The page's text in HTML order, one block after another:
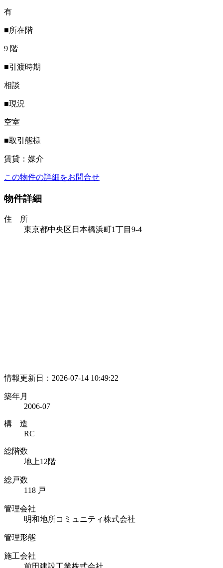
有
■所在階
9 階
■引渡時期
相談
■現況
空室
■取引態様
賃貸：媒介
この物件の詳細をお問合せ
物件詳細
住 所
東京都中央区日本橋浜町1丁目9-4
情報更新日：2026-07-14 10:49:22
築年月
2006-07
構 造
RC
総階数
地上12階
総戸数
118 戸
管理会社
明和地所コミュニティ株式会社
管理形態
施工会社